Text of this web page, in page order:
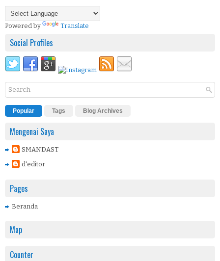
Powered by Translate
Social Profiles
Popular Tags Blog Archives
Mengenai Saya
SMANDAST
d'editor
Pages
Beranda
Map
Counter